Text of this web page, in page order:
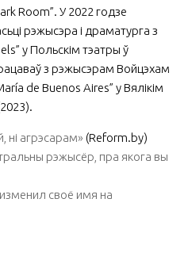
Room”. У 2022 годзе
рэ­жы­сэра і драматурга з
у Польскім тэатры ў
з рэжысэрам Войцэхам
de Buenos Aires” у Вялікім
ні агрэсарам» (Reform.by)
рэжысёр, пра якога вы
своё имя на